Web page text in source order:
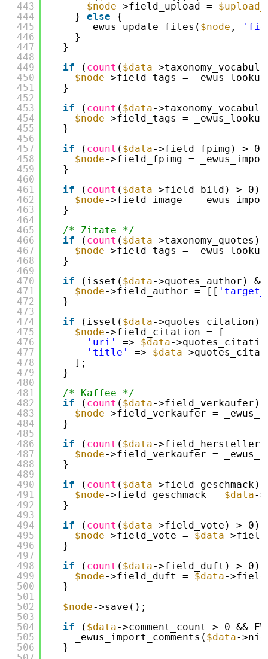
443
444
445
446
447
448
449
450
451
452
453
454
455
456
457
458
459
460
461
462
463
464
465
466
467
468
469
470
471
472
473
474
475
476
477
478
479
480
481
482
483
484
485
486
487
488
489
490
491
492
493
494
495
496
497
498
499
500
501
502
503
504
505
506
$node->field_upload =
} else
{
_ewus_update_files( $node ,
}
}
if
( count ( $data-
$node->field_tags =
}
if
( count ( $data-
$node->field_tags =
}
if
( count ( $data->field_fpimg) >
$node->field_fpimg =
}
if
( count ( $data->field_bild) > 0)
$node->field_image =
}
/* Zitate */
if
( count ( $data-
$node->field_tags =
}
if
(isset( $data->quotes_author)
$node->field_author = [[
}
if
(isset( $data->quotes_citation)
$node->field_citation = [
'uri'
=> $data-
'title'
=> $data-
];
}
/* Kaffee */
if
( count ( $data->field_verkaufer)
$node->field_verkaufer =
}
if
( count ( $data-
$node->field_verkaufer =
}
if
( count ( $data-
$node->field_geschmack = $data-
}
if
( count ( $data->field_vote) > 0)
$node->field_vote = $data-
}
if
( count ( $data->field_duft) > 0)
$node->field_duft = $data-
}
$node->save();
if
( $data->comment_count > 0 &&
_ewus_import_comments( $data-
}